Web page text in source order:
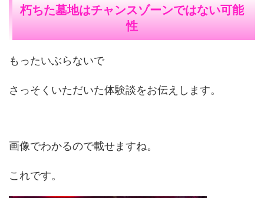
朽ちた墓地はチャンスゾーンではない可能
性
もったいぶらないで
さっそくいただいた体験談をお伝えします。
画像でわかるので載せますね。
これです。